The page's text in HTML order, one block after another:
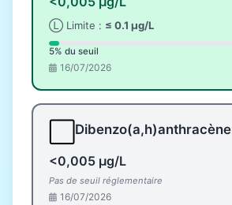
Ⓛ Limite : ≤ 0.1 µg/L
5% du seuil
16/07/2026
Dibenzo(a,h)anthracène
<0,005 µg/L
Pas de seuil réglementaire
16/07/2026